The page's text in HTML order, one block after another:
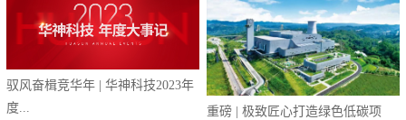
驭风奋楫竞华年 | 华神科技2023年
度...
重磅 | 极致匠心打造绿色低碳项